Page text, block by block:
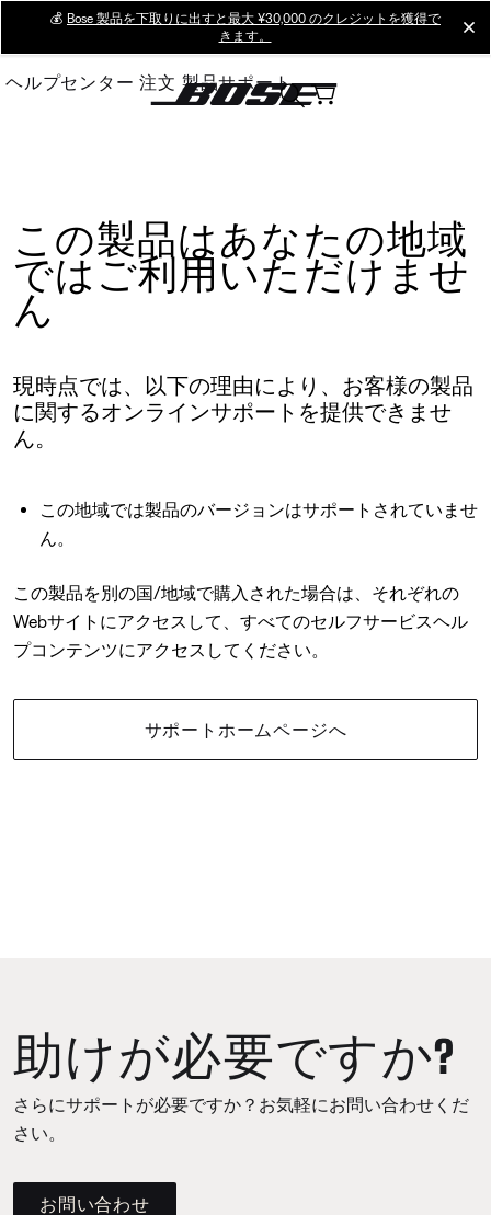
Main
💰 Bose 製品を下取りに出すと最大 ¥30,000 のクレジットを獲得で
きます。
ヘルプセンター 注文 製品サポート
この製品はあなたの地域
ではご利用いただけませ
ん
現時点では、以下の理由により、お客様の製品
に関するオンラインサポートを提供できませ
ん。
この地域では製品のバージョンはサポートされていませ
ん。
この製品を別の国/地域で購入された場合は、それぞれの
Webサイトにアクセスして、すべてのセルフサービスヘル
プコンテンツにアクセスしてください。
サポートホームページへ
助けが必要ですか?
さらにサポートが必要ですか？お気軽にお問い合わせくだ
さい。
お問い合わせ